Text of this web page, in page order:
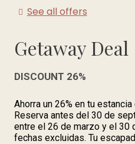
See all offers
Getaway Deal
DISCOUNT 26%
Ahorra un 26% en tu
Reserva antes del 30 de
entre el 26 de marzo y el 30
fechas excluidas. Tu